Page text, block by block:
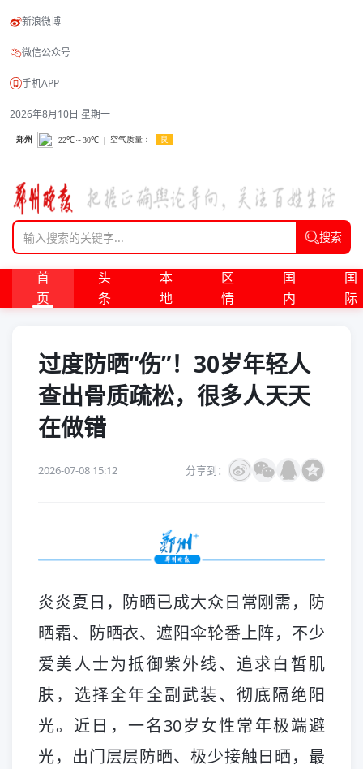
新浪微博
微信公众号
手机APP
2026年8月10日 星期一
搜索
首
页
头
条
本
地
区
情
国
内
国
际
过度防晒“伤”！30岁年轻人
查出骨质疏松，很多人天天
在做错
2026-07-08 15:12 分享到：
炎炎夏日，防晒已成大众日常刚需，防
晒霜、防晒衣、遮阳伞轮番上阵，不少
爱美人士为抵御紫外线、追求白皙肌
肤，选择全年全副武装、彻底隔绝阳
光。近日，一名30岁女性常年极端避
光，出门层层防晒、极少接触日晒，最